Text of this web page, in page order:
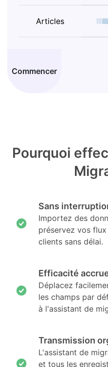
Articles
Commencer
Pourquoi
Sans
Importez des
préservez vos
clients sans délai.
Efficacité
Déplacez
les champs par
à l'assistant de
Transmission
L'assistant de
et tous les